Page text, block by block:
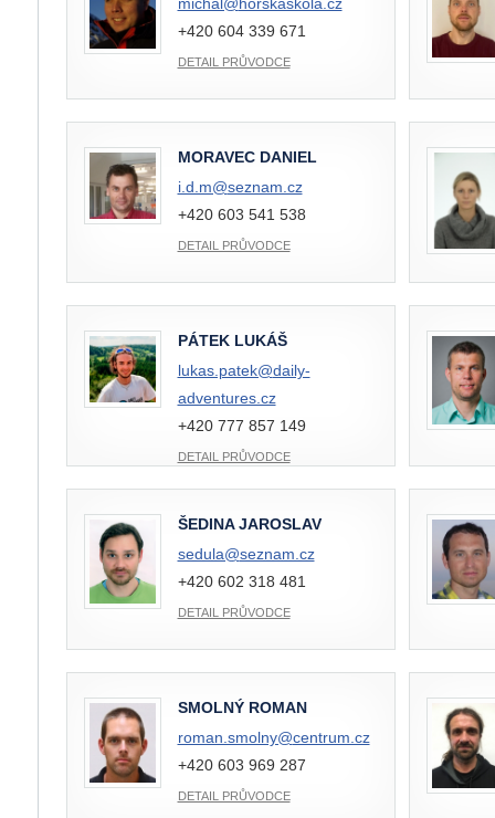
+420 604 339 671
DETAIL PRŮVODCE
MORAVEC DANIEL
i.d.m@seznam.cz
+420 603 541 538
DETAIL PRŮVODCE
PÁTEK LUKÁŠ
lukas.patek@daily-
adventures.cz
+420 777 857 149
DETAIL PRŮVODCE
ŠEDINA JAROSLAV
sedula@seznam.cz
+420 602 318 481
DETAIL PRŮVODCE
SMOLNÝ ROMAN
roman.smolny@centrum.cz
+420 603 969 287
DETAIL PRŮVODCE